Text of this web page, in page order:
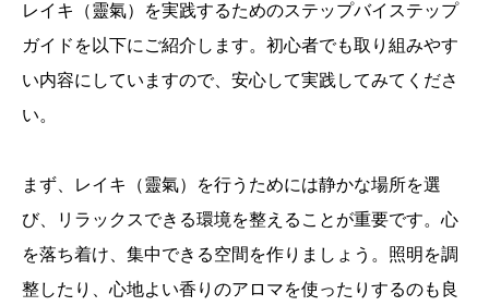
レイキ（靈氣）を実践するためのステップバイステップ
ガイドを以下にご紹介します。初心者でも取り組みやす
い内容にしていますので、安心して実践してみてくださ
い。
まず、レイキ（靈氣）を行うためには静かな場所を選
び、リラックスできる環境を整えることが重要です。心
を落ち着け、集中できる空間を作りましょう。照明を調
整したり、心地よい香りのアロマを使ったりするのも良